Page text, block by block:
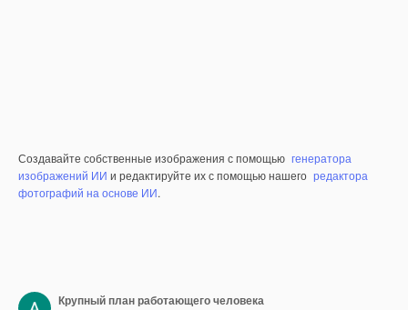
Создавайте собственные изображения с помощью генератора
изображений ИИ и редактируйте их с помощью нашего редактора
фотографий на основе ИИ.
Крупный план работающего человека